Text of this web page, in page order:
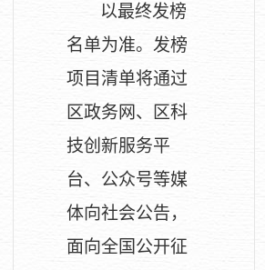
以最终发榜
名单为准。发榜
项目清单将通过
区政务网、区科
技创新服务平
台、公众号等媒
体向社会公告，
面向全国公开征